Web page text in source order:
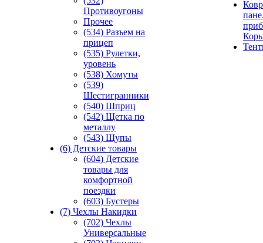
Противоугоны
Прочее
(534) Разъем на
прицеп
(535) Рулетки,
уровень
(538) Хомуты
(539)
Шестигранники
(540) Шприц
(542) Щетка по
металлу
(543) Щупы
(6) Детские товары
(604) Детские
товары для
комфортной
поездки
(603) Бустеры
(7) Чехлы Накидки
(702) Чехлы
Универсальные